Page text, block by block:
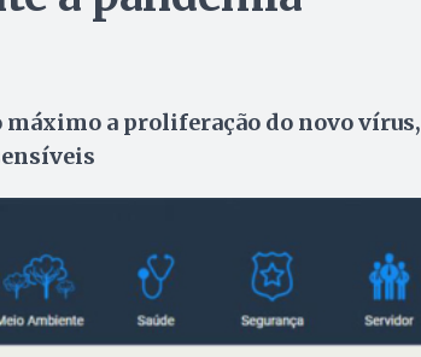
máximo a proliferação do novo vírus,